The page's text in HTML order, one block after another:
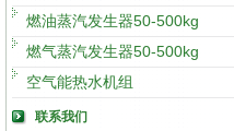
燃油蒸汽发生器50-500kg
燃气蒸汽发生器50-500kg
空气能热水机组
联系我们